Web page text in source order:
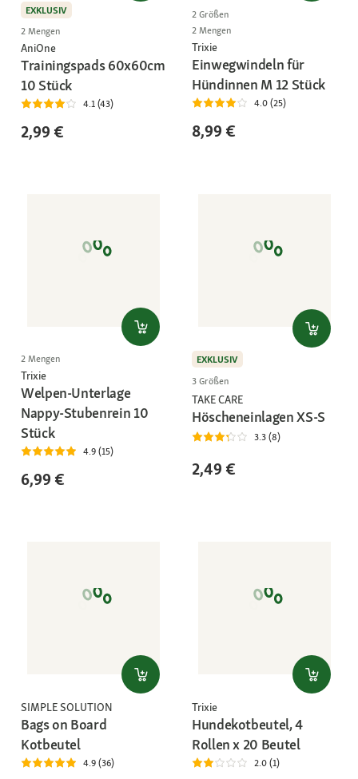
EXKLUSIV
2 Mengen
AniOne
Trainingspads 60x60cm
10 Stück
4.1 (43)
2,99 €
2 Größen
2 Mengen
Trixie
Einwegwindeln für
Hündinnen M 12 Stück
4.0 (25)
8,99 €
2 Mengen
Trixie
Welpen-Unterlage
Nappy-Stubenrein 10
Stück
4.9 (15)
6,99 €
EXKLUSIV
3 Größen
TAKE CARE
Höscheneinlagen XS-S
3.3 (8)
2,49 €
SIMPLE SOLUTION
Bags on Board
Kotbeutel
4.9 (36)
Trixie
Hundekotbeutel, 4
Rollen x 20 Beutel
2.0 (1)